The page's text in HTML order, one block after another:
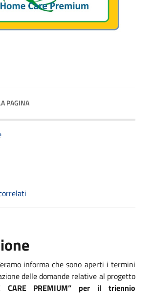
PAGINA
informa che sono aperti i termini
delle domande relative al progetto
CARE PREMIUM” per il triennio